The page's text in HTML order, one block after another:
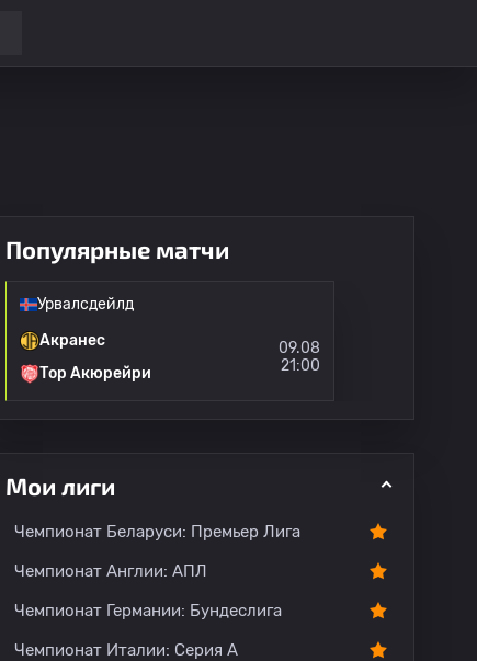
Популярные матчи
Урвалсдейлд
Акранес
Тор Акюрейри
09.08
21:00
Мои лиги
Чемпионат Беларуси: Премьер Лига
Чемпионат Англии: АПЛ
Чемпионат Германии: Бундеслига
Чемпионат Италии: Серия А